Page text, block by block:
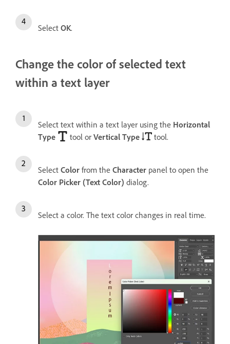
Select OK.
Change the color of selected text
within a text layer
Select text within a text layer using the Horizontal
Type
tool or Vertical Type tool.
Select Color from the Character panel to open the
Color Picker (Text Color) dialog.
Select a color. The text color changes in real time.